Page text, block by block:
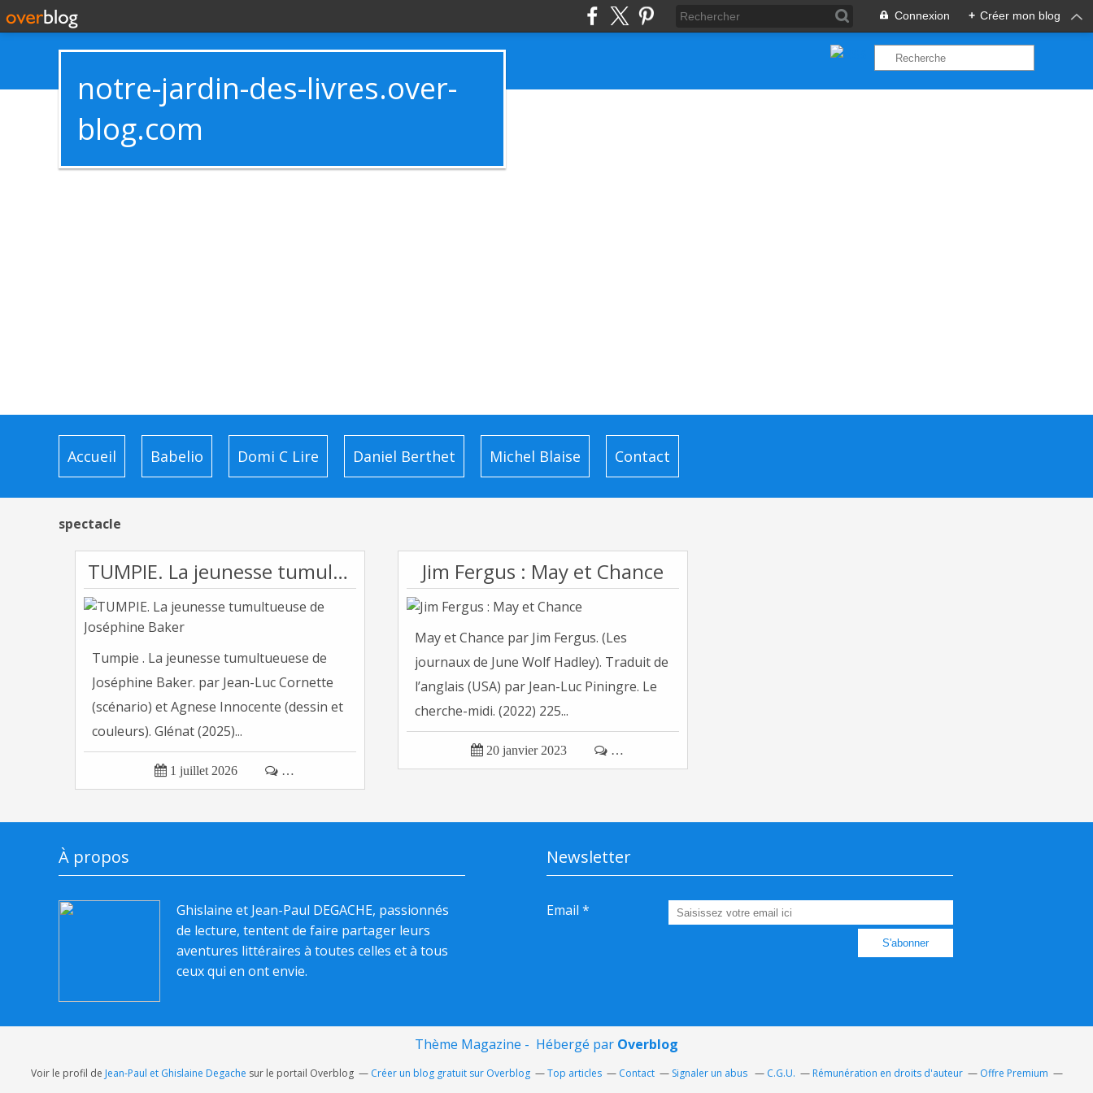
Connexion + Créer mon blog
notre-jardin-des-livres.over-
blog.com
Accueil Babelio Domi C Lire Daniel Berthet Michel Blaise Contact
spectacle
TUMPIE. La jeunesse tumultueuse de Joséphine Baker
Tumpie . La jeunesse tumultueuese de
Joséphine Baker. par Jean-Luc Cornette
(scénario) et Agnese Innocente (dessin et
couleurs). Glénat (2025)...
 1 juillet 2026  …
Jim Fergus : May et Chance
May et Chance par Jim Fergus. (Les
journaux de June Wolf Hadley). Traduit de
l’anglais (USA) par Jean-Luc Piningre. Le
cherche-midi. (2022) 225...
 20 janvier 2023  …
À propos
Ghislaine et Jean-Paul DEGACHE, passionnés
de lecture, tentent de faire partager leurs
aventures littéraires à toutes celles et à tous
ceux qui en ont envie.
Newsletter
Email
Thème Magazine - Hébergé par Overblog
Voir le profil de Jean-Paul et Ghislaine Degache sur le portail Overblog Créer un blog gratuit sur Overblog Top articles Contact Signaler un abus C.G.U. Rémunération en droits d'auteur Offre Premium